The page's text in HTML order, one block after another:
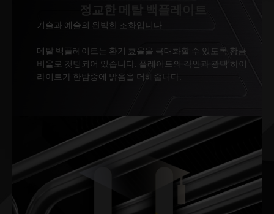
정교한 메탈 백플레이트
기술과 예술의 완벽한 조화입니다.
메탈 백플레이트는 환기 효율을 극대화할 수 있도록 황금
비율로 컷팅되어 있습니다. 플레이트의 각인과 광택 하이
라이트가 한밤중에 밝음을 더해줍니다.